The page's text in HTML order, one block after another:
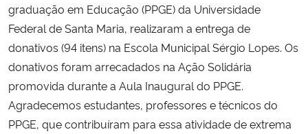
Ministério do Desenvolvimento Regional
Controladoria-Geral da União
Ministério da Mulher, da Família e dos Direitos Humanos
Secretaria-Geral
graduação em Educação (PPGE) da Universidade
Federal de Santa Maria, realizaram a entrega de
donativos (94 itens) na Escola Municipal Sérgio Lopes. Os
donativos foram arrecadados na Ação Solidária
promovida durante a Aula Inaugural do PPGE.
Agradecemos estudantes, professores e técnicos do
PPGE, que contribuíram para essa atividade de extrema